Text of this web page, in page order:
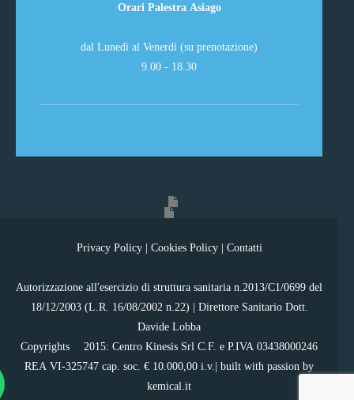
Orari Palestra Asiago
dal Lunedì al Venerdì (su prenotazione)
9.00 - 18.30
Privacy Policy| Cookies Policy| Contatti
Autorizzazione all'esercizio di struttura sanitaria n.2013/C1/0699 del
18/12/2003 (L.R. 16/08/2002 n.22) | Direttore Sanitario Dott.
Davide Lobba
Copyrights ©2015: Centro Kinesis Srl C.F. e P.IVA 03438000246
REA VI-325747 cap. soc. € 10.000,00 i.v.| built with passion by
kemical.it